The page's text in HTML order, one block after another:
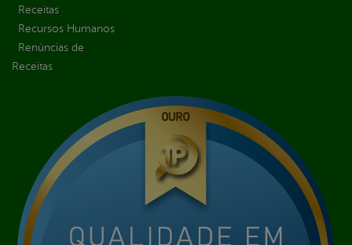
Receitas
Recursos Humanos
Renúncias de
Receitas